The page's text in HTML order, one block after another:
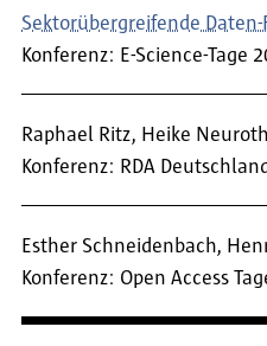
Sektorübergreifende
Konferenz: E-Science-Tage
Raphael Ritz, Heike
Konferenz: RDA
Esther Schneidenbach,
Konferenz: Open Access